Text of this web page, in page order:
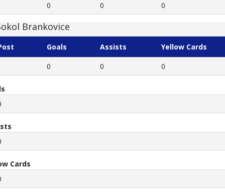
0 0 0
Brankovice
Goals Assists Yellow Cards
0 0 0
Cards